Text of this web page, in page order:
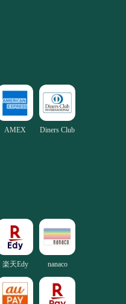
AMEX Diners Club
楽天Edy nanaco